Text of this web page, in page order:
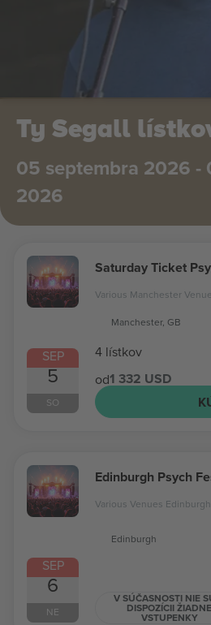
Ty Segall
05 septembra 2026 -
2026
SEP
5
SO
Saturday Ticket
Various Manchester
Manchester, GB
4 lístkov
od1 332 USD
SEP
6
NE
Edinburgh Psych
Various Venues Edinburgh
Edinburgh
V SÚČASNOSTI NIE
DISPOZÍCII ŽIADNE
VSTUPENKY